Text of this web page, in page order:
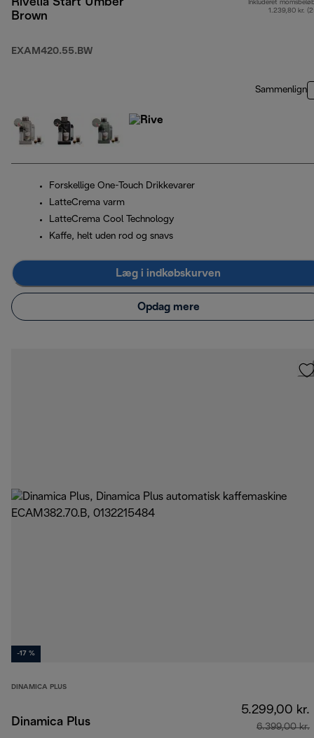
Rivelia Start Umber
Brown
EXAM420.55.BW
Inkluderet
1.239,80 kr.
Sammenlign
Forskellige One-Touch Drikkevarer
LatteCrema varm
LatteCrema Cool Technology
Kaffe, helt uden rod og snavs
Læg i indkøbskurven
Opdag mere
-17 %
DINAMICA PLUS
Dinamica Plus
5.299,00 kr.
6.399,00 kr.